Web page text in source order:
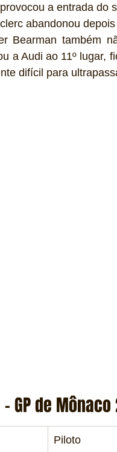
a entrada do
abandonou
Bearman também
a Audi ao 11º lugar,
difícil para
GP de
Piloto